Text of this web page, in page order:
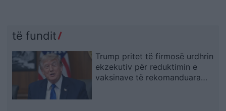
të fundit
Trump pritet të firmosë urdhrin
ekzekutiv për reduktimin e
vaksinave të rekomanduara